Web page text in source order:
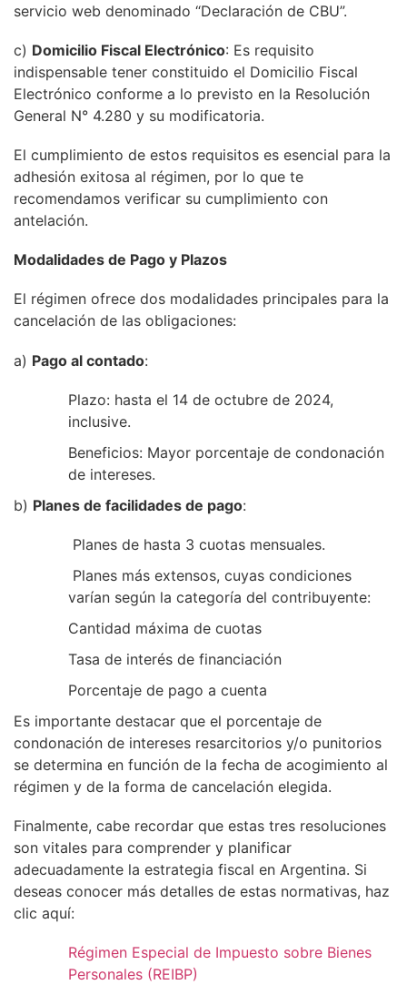
servicio web denominado “Declaración de CBU”.
c) Domicilio Fiscal Electrónico: Es requisito
indispensable tener constituido el Domicilio Fiscal
Electrónico conforme a lo previsto en la Resolución
General N° 4.280 y su modificatoria.
El cumplimiento de estos requisitos es esencial para la
adhesión exitosa al régimen, por lo que te
recomendamos verificar su cumplimiento con
antelación.
Modalidades de Pago y Plazos
El régimen ofrece dos modalidades principales para la
cancelación de las obligaciones:
a) Pago al contado:
Plazo: hasta el 14 de octubre de 2024,
inclusive.
Beneficios: Mayor porcentaje de condonación
de intereses.
b) Planes de facilidades de pago:
Planes de hasta 3 cuotas mensuales.
Planes más extensos, cuyas condiciones
varían según la categoría del contribuyente:
Cantidad máxima de cuotas
Tasa de interés de financiación
Porcentaje de pago a cuenta
Es importante destacar que el porcentaje de
condonación de intereses resarcitorios y/o punitorios
se determina en función de la fecha de acogimiento al
régimen y de la forma de cancelación elegida.
Finalmente, cabe recordar que estas tres resoluciones
son vitales para comprender y planificar
adecuadamente la estrategia fiscal en Argentina. Si
deseas conocer más detalles de estas normativas, haz
clic aquí:
Régimen Especial de Impuesto sobre Bienes
Personales (REIBP)